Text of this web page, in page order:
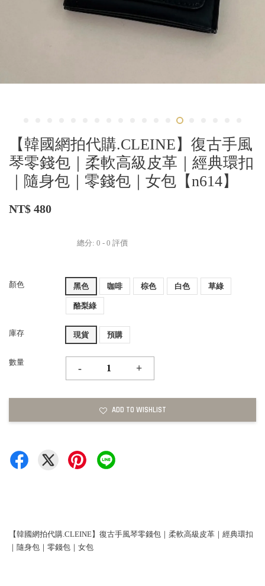
【韓國網拍代購.CLEINE】復古手風
琴零錢包｜柔軟高級皮革｜經典環扣
｜隨身包｜零錢包｜女包【n614】
NT$ 480
總分: 0 - 0 評價
顏色 黑色 咖啡 棕色 白色 草綠
酪梨綠
庫存 現貨 預購
數量
- +
ADD TO WISHLIST
【韓國網拍代購.CLEINE】復古手風琴零錢包｜柔軟高級皮革｜經典環扣
｜隨身包｜零錢包｜女包